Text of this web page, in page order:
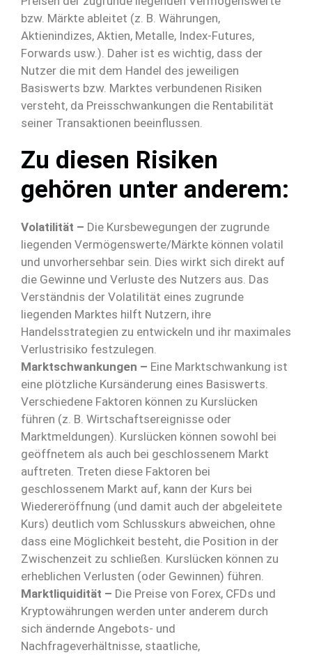
bzw. Märkte ableitet (z. B. Währungen,
Aktienindizes, Aktien, Metalle, Index-Futures,
Forwards usw.). Daher ist es wichtig, dass der
Nutzer die mit dem Handel des jeweiligen
Basiswerts bzw. Marktes verbundenen Risiken
versteht, da Preisschwankungen die Rentabilität
seiner Transaktionen beeinflussen.
Zu diesen Risiken
gehören unter anderem:
Volatilität – Die Kursbewegungen der zugrunde
liegenden Vermögenswerte/Märkte können volatil
und unvorhersehbar sein. Dies wirkt sich direkt auf
die Gewinne und Verluste des Nutzers aus. Das
Verständnis der Volatilität eines zugrunde
liegenden Marktes hilft Nutzern, ihre
Handelsstrategien zu entwickeln und ihr maximales
Verlustrisiko festzulegen.
Marktschwankungen – Eine Marktschwankung ist
eine plötzliche Kursänderung eines Basiswerts.
Verschiedene Faktoren können zu Kurslücken
führen (z. B. Wirtschaftsereignisse oder
Marktmeldungen). Kurslücken können sowohl bei
geöffnetem als auch bei geschlossenem Markt
auftreten. Treten diese Faktoren bei
geschlossenem Markt auf, kann der Kurs bei
Wiedereröffnung (und damit auch der abgeleitete
Kurs) deutlich vom Schlusskurs abweichen, ohne
dass eine Möglichkeit besteht, die Position in der
Zwischenzeit zu schließen. Kurslücken können zu
erheblichen Verlusten (oder Gewinnen) führen.
Marktliquidität – Die Preise von Forex, CFDs und
Kryptowährungen werden unter anderem durch
sich ändernde Angebots- und
Nachfrageverhältnisse, staatliche,